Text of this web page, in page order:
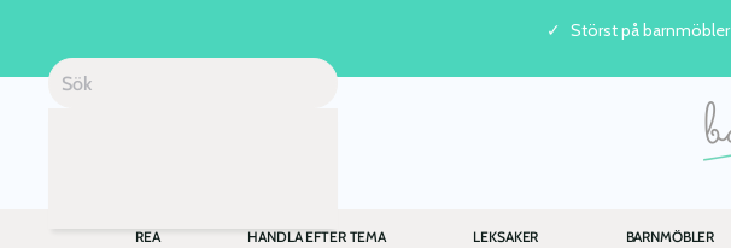
Skip to main content
Störst på barnmöbler
REA HANDLA EFTER TEMA LEKSAKER BARNMÖBLER